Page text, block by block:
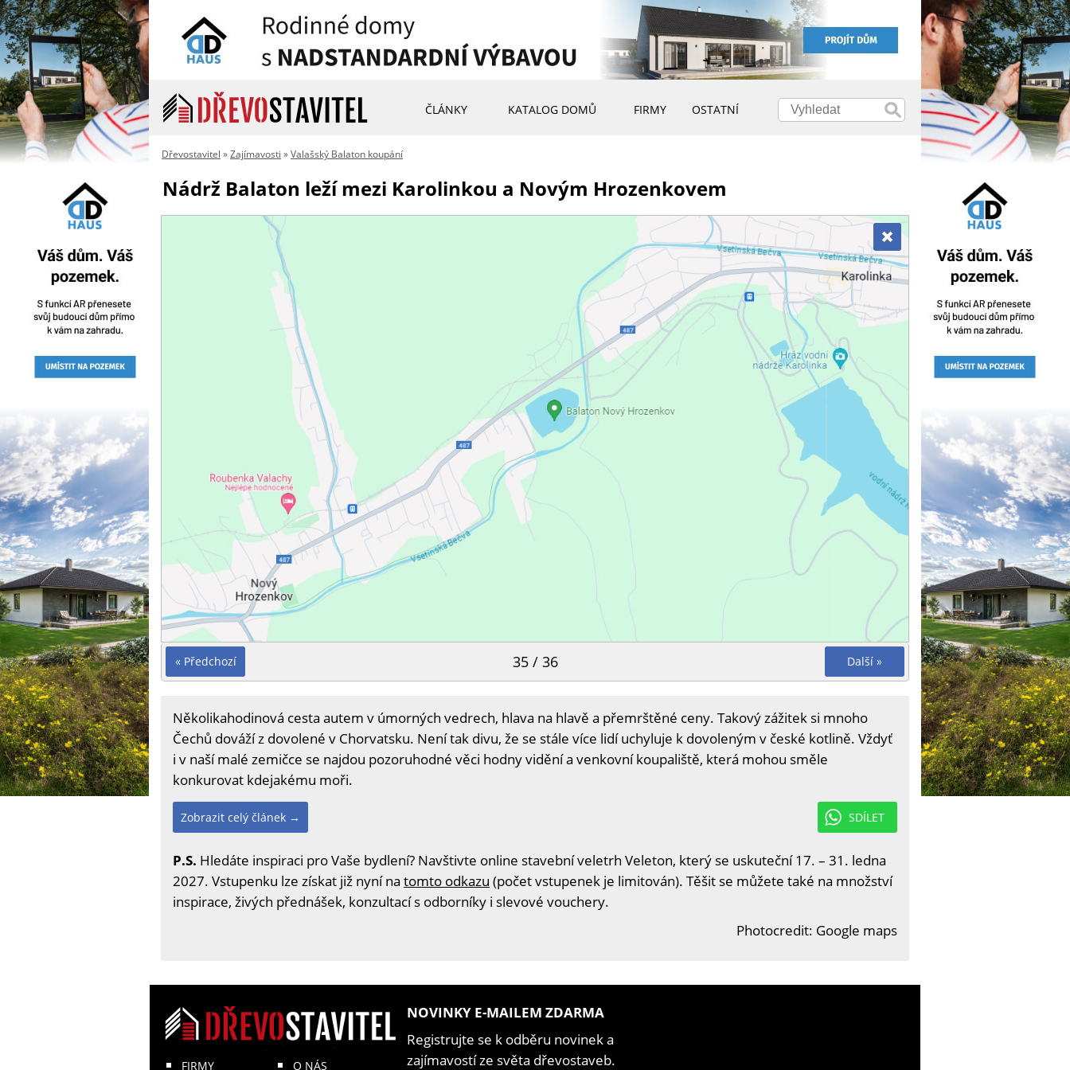
ČLÁNKY KATALOG DOMŮ FIRMY OSTATNÍ
Dřevostavitel »Zajímavosti »Valašský Balaton koupání
Nádrž Balaton leží mezi Karolinkou a Novým Hrozenkovem
« Předchozí Další »
35 / 36
Několikahodinová cesta autem v úmorných vedrech, hlava na hlavě a přemrštěné ceny. Takový zážitek si mnoho
Čechů dováží z dovolené v Chorvatsku. Není tak divu, že se stále více lidí uchyluje k dovoleným v české kotlině. Vždyť
i v naší malé zemičce se najdou pozoruhodné věci hodny vidění a venkovní koupaliště, která mohou směle
konkurovat kdejakému moři.
SDÍLET
Zobrazit celý článek →
P.S. Hledáte inspiraci pro Vaše bydlení? Navštivte online stavební veletrh Veleton, který se uskuteční 17. – 31. ledna
2027. Vstupenku lze získat již nyní na tomto odkazu (počet vstupenek je limitován). Těšit se můžete také na množství
inspirace, živých přednášek, konzultací s odborníky i slevové vouchery.
Photocredit: Google maps
FIRMY O NÁS
NOVINKY E-MAILEM ZDARMA
Registrujte se k odběru novinek a
zajímavostí ze světa dřevostaveb.